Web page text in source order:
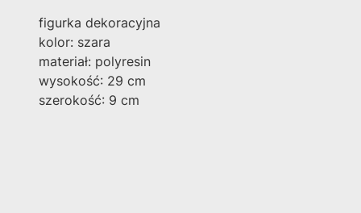
figurka dekoracyjna
kolor: szara
materiał: polyresin
wysokość: 29 cm
szerokość: 9 cm